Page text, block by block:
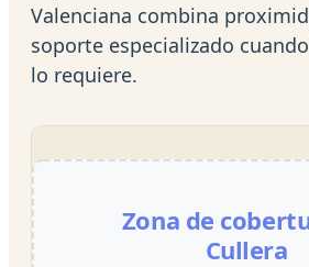
Valenciana combina
soporte especializado
lo requiere.
Zona de
Cullera